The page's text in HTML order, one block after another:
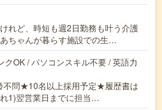
れど、時短も週2日勤務も叶う介護
ちゃんが暮らす施設での生…
クOK / パソコンスキル不要 / 英語力
不問★10名以上採用予定★履歴書は
1)翌営業日までに担当…